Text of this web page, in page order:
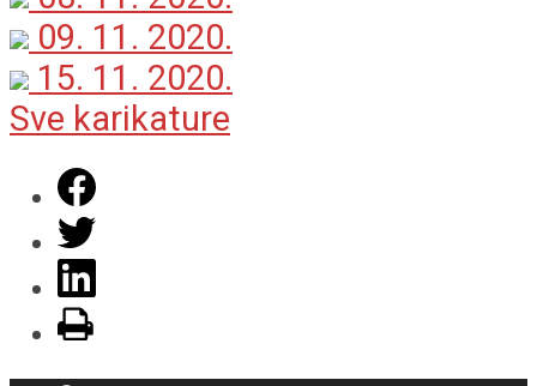
09. 11. 2020.
15. 11. 2020.
Sve karikature